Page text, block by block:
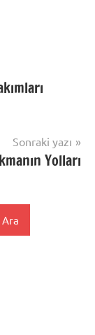
Sonraki yazı
Yolları
Ara